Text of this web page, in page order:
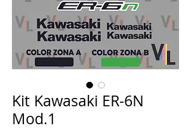
Kit Kawasaki ER-6N
Mod.1